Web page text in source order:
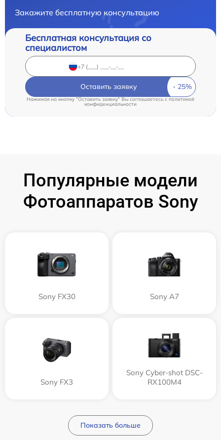
Закажите бесплатную консультацию
Бесплатная консультация со
специалистом
Оставить заявку
Нажимая на кнопку "Оставить заявку" Вы соглашаетесь cполитикой
конфиденциальности
Популярные модели
Фотоаппаратов Sony
Sony FX30 Sony A7
Sony FX3
Sony Cyber-shot DSC-
RX100M4
Показать больше